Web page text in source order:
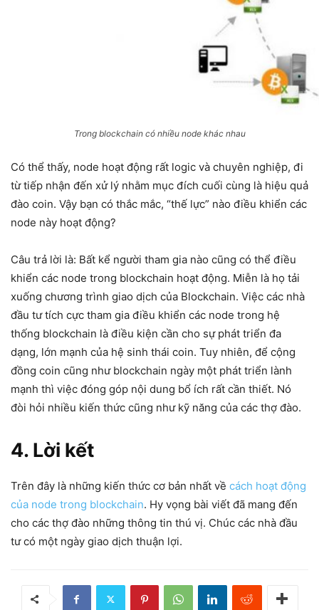
Trong blockchain có nhiều node khác nhau
Có thể thấy, node hoạt động rất logic và chuyên nghiệp, đi
từ tiếp nhận đến xử lý nhằm mục đích cuối cùng là hiệu quả
đào coin. Vậy bạn có thắc mắc, “thế lực” nào điều khiển các
node này hoạt động?
Câu trả lời là: Bất kể người tham gia nào cũng có thể điều
khiển các node trong blockchain hoạt động. Miễn là họ tải
xuống chương trình giao dịch của Blockchain. Việc các nhà
đầu tư tích cực tham gia điều khiển các node trong hệ
thống blockchain là điều kiện cần cho sự phát triển đa
dạng, lớn mạnh của hệ sinh thái coin. Tuy nhiên, để cộng
đồng coin cũng như blockchain ngày một phát triển lành
mạnh thì việc đóng góp nội dung bổ ích rất cần thiết. Nó
đòi hỏi nhiều kiến thức cũng như kỹ năng của các thợ đào.
4. Lời kết
Trên đây là những kiến thức cơ bản nhất về cách hoạt động
của node trong blockchain. Hy vọng bài viết đã mang đến
cho các thợ đào những thông tin thú vị. Chúc các nhà đầu
tư có một ngày giao dịch thuận lợi.